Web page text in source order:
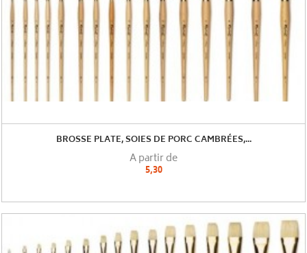
BROSSE PLATE, SOIES DE PORC CAMBRÉES,...
A partir de
5,30